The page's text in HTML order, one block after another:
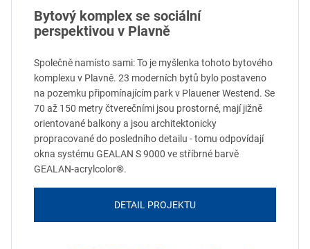
Bytový komplex se sociální
perspektivou v Plavně
Společně namísto sami: To je myšlenka tohoto bytového
komplexu v Plavně. 23 moderních bytů bylo postaveno
na pozemku připomínajícím park v Plauener Westend. Se
70 až 150 metry čtverečními jsou prostorné, mají jižně
orientované balkony a jsou architektonicky
propracované do posledního detailu - tomu odpovídají
okna systému GEALAN S 9000 ve stříbrné barvě
GEALAN-acrylcolor®.
DETAIL PROJEKTU